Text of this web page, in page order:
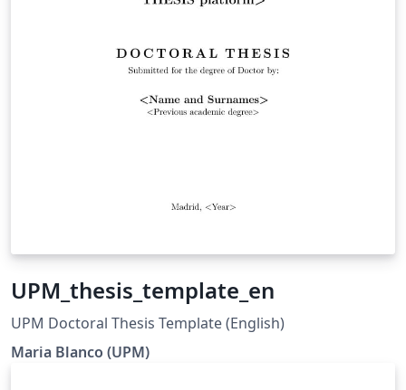
UPM_thesis_template_en
UPM Doctoral Thesis Template (English)
Maria Blanco (UPM)